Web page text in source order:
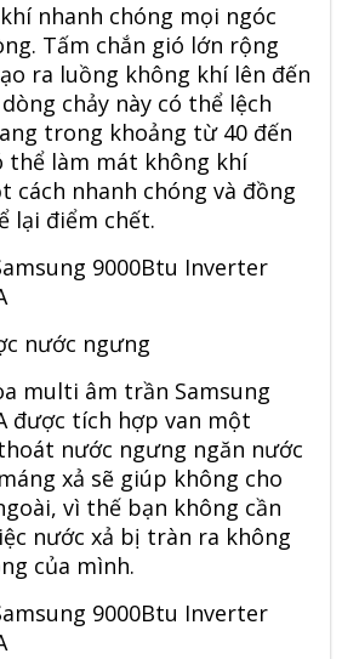
nhanh chóng mọi ngóc
Tấm chắn gió lớn rộng
ra luồng không khí lên đến
chảy này có thể lệch
trong khoảng từ 40 đến
thể làm mát không khí
cách nhanh chóng và đồng
lại điểm chết.
9000Btu Inverter
nước ngưng
multi âm trần Samsung
được tích hợp van một
nước ngưng ngăn nước
xả sẽ giúp không cho
vì thế bạn không cần
nước xả bị tràn ra không
của mình.
9000Btu Inverter